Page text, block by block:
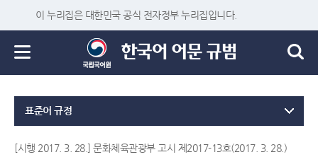
이 누리집은 대한민국 공식 전자정부 누리집입니다.
표준어 규정
[시행 2017. 3. 28.] 문화체육관광부 고시 제2017-13호(2017. 3. 28.)